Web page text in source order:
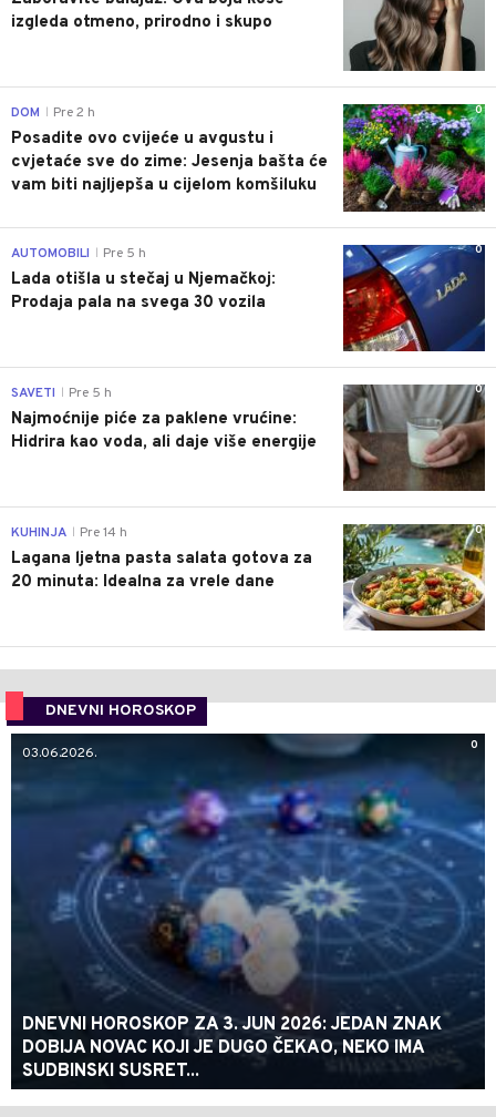
izgleda otmeno, prirodno i skupo
0
DOM Pre 2 h
Posadite ovo cvijeće u avgustu i
cvjetaće sve do zime: Jesenja bašta će
vam biti najljepša u cijelom komšiluku
0
AUTOMOBILI Pre 5 h
Lada otišla u stečaj u Njemačkoj:
Prodaja pala na svega 30 vozila
0
SAVETI Pre 5 h
Najmoćnije piće za paklene vrućine:
Hidrira kao voda, ali daje više energije
0
KUHINJA Pre 14 h
Lagana ljetna pasta salata gotova za
20 minuta: Idealna za vrele dane
DNEVNI HOROSKOP
0
03.06.2026.
DNEVNI HOROSKOP ZA 3. JUN 2026: JEDAN ZNAK
DOBIJA NOVAC KOJI JE DUGO ČEKAO, NEKO IMA
SUDBINSKI SUSRET...